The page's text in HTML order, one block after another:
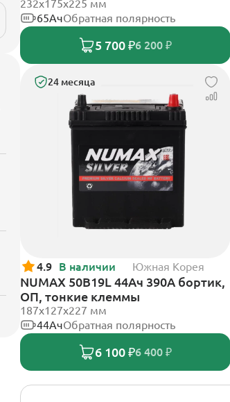
232х175х225 мм
65АчОбратная полярность
5 700 ₽6 200 ₽
24 месяца
4.9 В наличии Южная Корея
NUMAX 50B19L 44Ач 390А бортик,
ОП, тонкие клеммы
187х127х227 мм
44АчОбратная полярность
6 100 ₽6 400 ₽